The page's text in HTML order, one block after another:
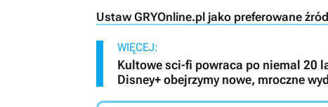
Ustaw GRYOnline.pl jako preferowane
WIĘCEJ:
Kultowe sci-fi powraca po niemal 20
Disney+ obejrzymy nowe, mroczne